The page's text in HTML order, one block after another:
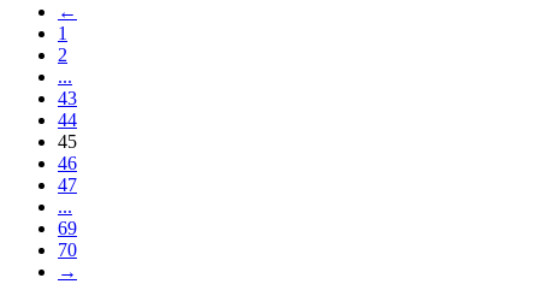
←
1
2
...
43
44
45
46
47
...
69
70
→